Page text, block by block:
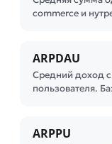
commerce и
ARPDAU
Средний доход
пользователя.
ARPPU